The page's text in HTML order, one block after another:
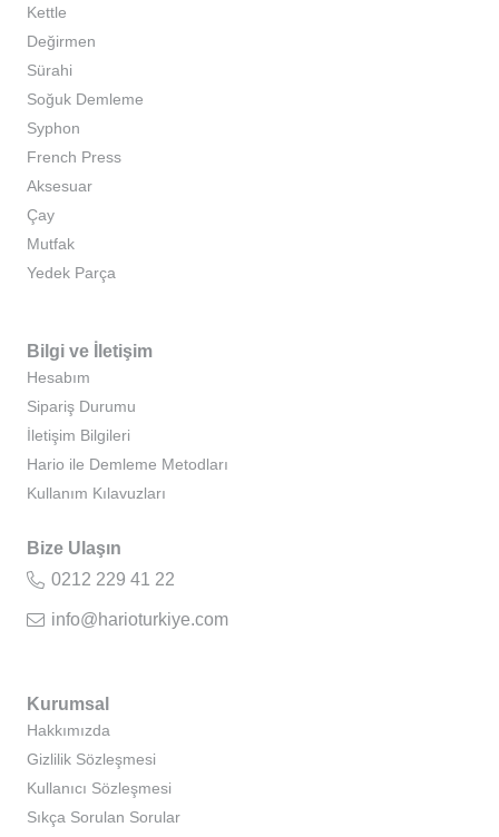
Kettle
Değirmen
Sürahi
Soğuk Demleme
Syphon
French Press
Aksesuar
Çay
Mutfak
Yedek Parça
Bilgi ve İletişim
Hesabım
Sipariş Durumu
İletişim Bilgileri
Hario ile Demleme Metodları
Kullanım Kılavuzları
Bize Ulaşın
0212 229 41 22
info@harioturkiye.com
Kurumsal
Hakkımızda
Gizlilik Sözleşmesi
Kullanıcı Sözleşmesi
Sıkça Sorulan Sorular